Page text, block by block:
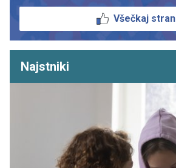
Všečkaj stran
Najstniki